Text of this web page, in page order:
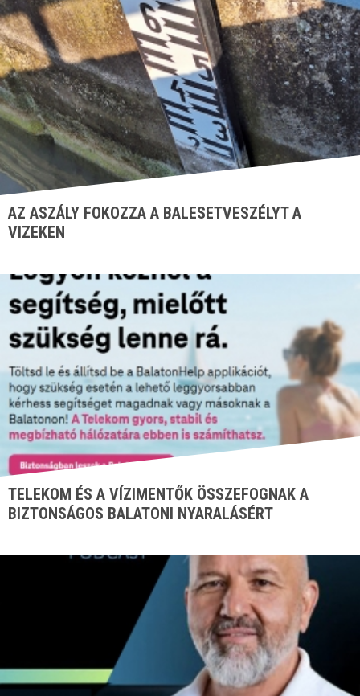
AZ ASZÁLY FOKOZZA A BALESETVESZÉLYT A
VIZEKEN
TELEKOM ÉS A VÍZIMENTŐK ÖSSZEFOGNAK A
BIZTONSÁGOS BALATONI NYARALÁSÉRT